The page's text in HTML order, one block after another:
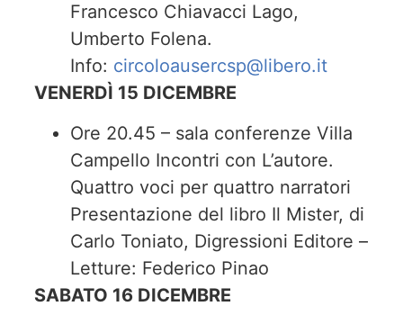
Francesco Chiavacci Lago,
Umberto Folena.
Info: circoloausercsp@libero.it
VENERDÌ 15 DICEMBRE
Ore 20.45 – sala conferenze Villa
Campello Incontri con L’autore.
Quattro voci per quattro narratori
Presentazione del libro Il Mister, di
Carlo Toniato, Digressioni Editore –
Letture: Federico Pinao
SABATO 16 DICEMBRE